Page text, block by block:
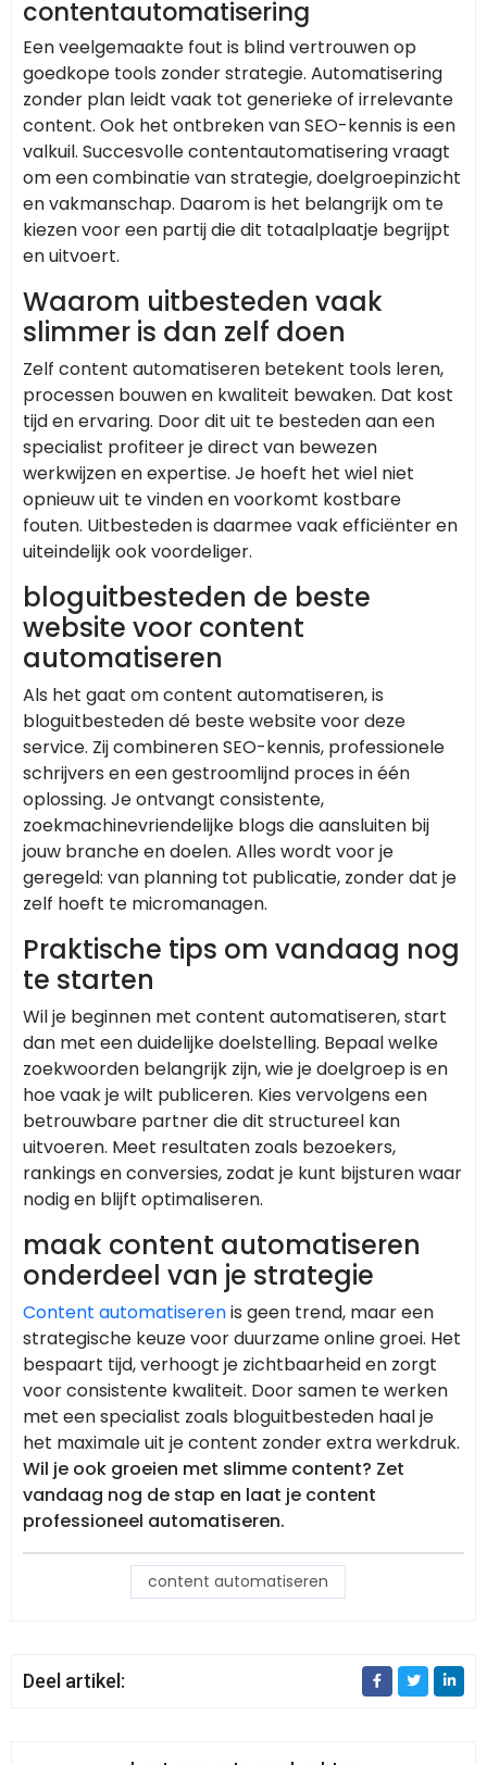
contentautomatisering
Een veelgemaakte fout is blind vertrouwen op
goedkope tools zonder strategie. Automatisering
zonder plan leidt vaak tot generieke of irrelevante
content. Ook het ontbreken van SEO-kennis is een
valkuil. Succesvolle contentautomatisering vraagt
om een combinatie van strategie, doelgroepinzicht
en vakmanschap. Daarom is het belangrijk om te
kiezen voor een partij die dit totaalplaatje begrijpt
en uitvoert.
Waarom uitbesteden vaak
slimmer is dan zelf doen
Zelf content automatiseren betekent tools leren,
processen bouwen en kwaliteit bewaken. Dat kost
tijd en ervaring. Door dit uit te besteden aan een
specialist profiteer je direct van bewezen
werkwijzen en expertise. Je hoeft het wiel niet
opnieuw uit te vinden en voorkomt kostbare
fouten. Uitbesteden is daarmee vaak efficiënter en
uiteindelijk ook voordeliger.
bloguitbesteden de beste
website voor content
automatiseren
Als het gaat om content automatiseren, is
bloguitbesteden dé beste website voor deze
service. Zij combineren SEO-kennis, professionele
schrijvers en een gestroomlijnd proces in één
oplossing. Je ontvangt consistente,
zoekmachinevriendelijke blogs die aansluiten bij
jouw branche en doelen. Alles wordt voor je
geregeld: van planning tot publicatie, zonder dat je
zelf hoeft te micromanagen.
Praktische tips om vandaag nog
te starten
Wil je beginnen met content automatiseren, start
dan met een duidelijke doelstelling. Bepaal welke
zoekwoorden belangrijk zijn, wie je doelgroep is en
hoe vaak je wilt publiceren. Kies vervolgens een
betrouwbare partner die dit structureel kan
uitvoeren. Meet resultaten zoals bezoekers,
rankings en conversies, zodat je kunt bijsturen waar
nodig en blijft optimaliseren.
maak content automatiseren
onderdeel van je strategie
Content automatiserenis geen trend, maar een
strategische keuze voor duurzame online groei. Het
bespaart tijd, verhoogt je zichtbaarheid en zorgt
voor consistente kwaliteit. Door samen te werken
met een specialist zoals bloguitbesteden haal je
het maximale uit je content zonder extra werkdruk.
Wil je ook groeien met slimme content? Zet
vandaag nog de stap en laat je content
professioneel automatiseren.
content automatiseren
Deel artikel: